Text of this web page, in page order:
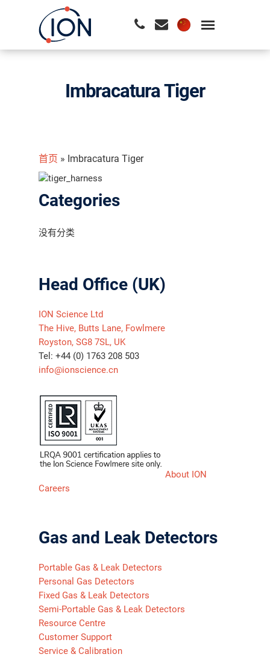
Imbracatura Tiger
首页 » Imbracatura Tiger
Categories
没有分类
Head Office (UK)
ION Science Ltd
The Hive, Butts Lane, Fowlmere
Royston, SG8 7SL, UK
Tel: +44 (0) 1763 208 503
info@ionscience.cn
About ION
Careers
Gas and Leak Detectors
Portable Gas & Leak Detectors
Personal Gas Detectors
Fixed Gas & Leak Detectors
Semi-Portable Gas & Leak Detectors
Resource Centre
Customer Support
Service & Calibration